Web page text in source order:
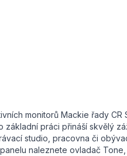
monitorů Mackie řady
základní práci přináší skvělý
studio, pracovna či
naleznete ovladač